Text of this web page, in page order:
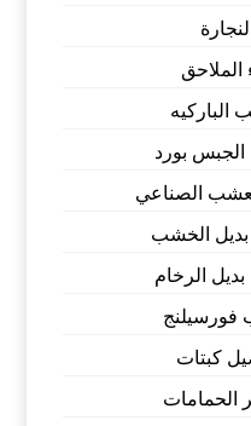
الملاحق
الباركيه
بورد
الصناعي
الخشب
الرخام
فورسيلنج
كبتات
الحمامات